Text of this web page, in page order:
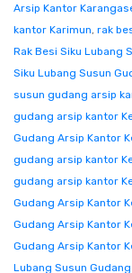
Arsip Kantor
kantor Karimun, rak
Rak Besi Siku Lubang
Siku Lubang Susun
susun gudang arsip
gudang arsip kantor
Gudang Arsip Kantor
gudang arsip kantor
gudang arsip kantor
Gudang Arsip Kantor
Gudang Arsip Kantor
Gudang Arsip Kantor
Lubang Susun